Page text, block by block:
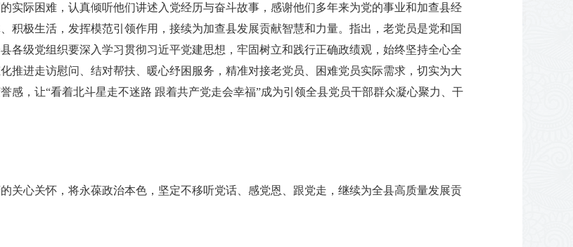
实际困难，认真倾听他们讲述入党经历与奋斗故事，感谢他们多年来为党的事业和加查县经
积极生活，发挥模范引领作用，接续为加查县发展贡献智慧和力量。指出，老党员是党和国
各级党组织要深入学习贯彻习近平党建思想，牢固树立和践行正确政绩观，始终坚持全心全
推进走访慰问、结对帮扶、暖心纾困服务，精准对接老党员、困难党员实际需求，切实为大
感，让“看着北斗星走不迷路 跟着共产党走会幸福”成为引领全县党员干部群众凝心聚力、干
关心关怀，将永葆政治本色，坚定不移听党话、感党恩、跟党走，继续为全县高质量发展贡